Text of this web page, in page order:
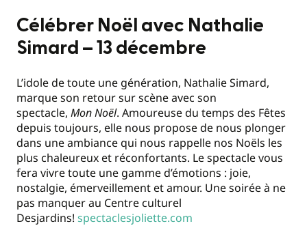
Célébrer Noël avec Nathalie
Simard – 13 décembre
L’idole de toute une génération, Nathalie Simard,
marque son retour sur scène avec son
spectacle, Mon Noël. Amoureuse du temps des Fêtes
depuis toujours, elle nous propose de nous plonger
dans une ambiance qui nous rappelle nos Noëls les
plus chaleureux et réconfortants. Le spectacle vous
fera vivre toute une gamme d’émotions : joie,
nostalgie, émerveillement et amour. Une soirée à ne
pas manquer au Centre culturel
Desjardins! spectaclesjoliette.com